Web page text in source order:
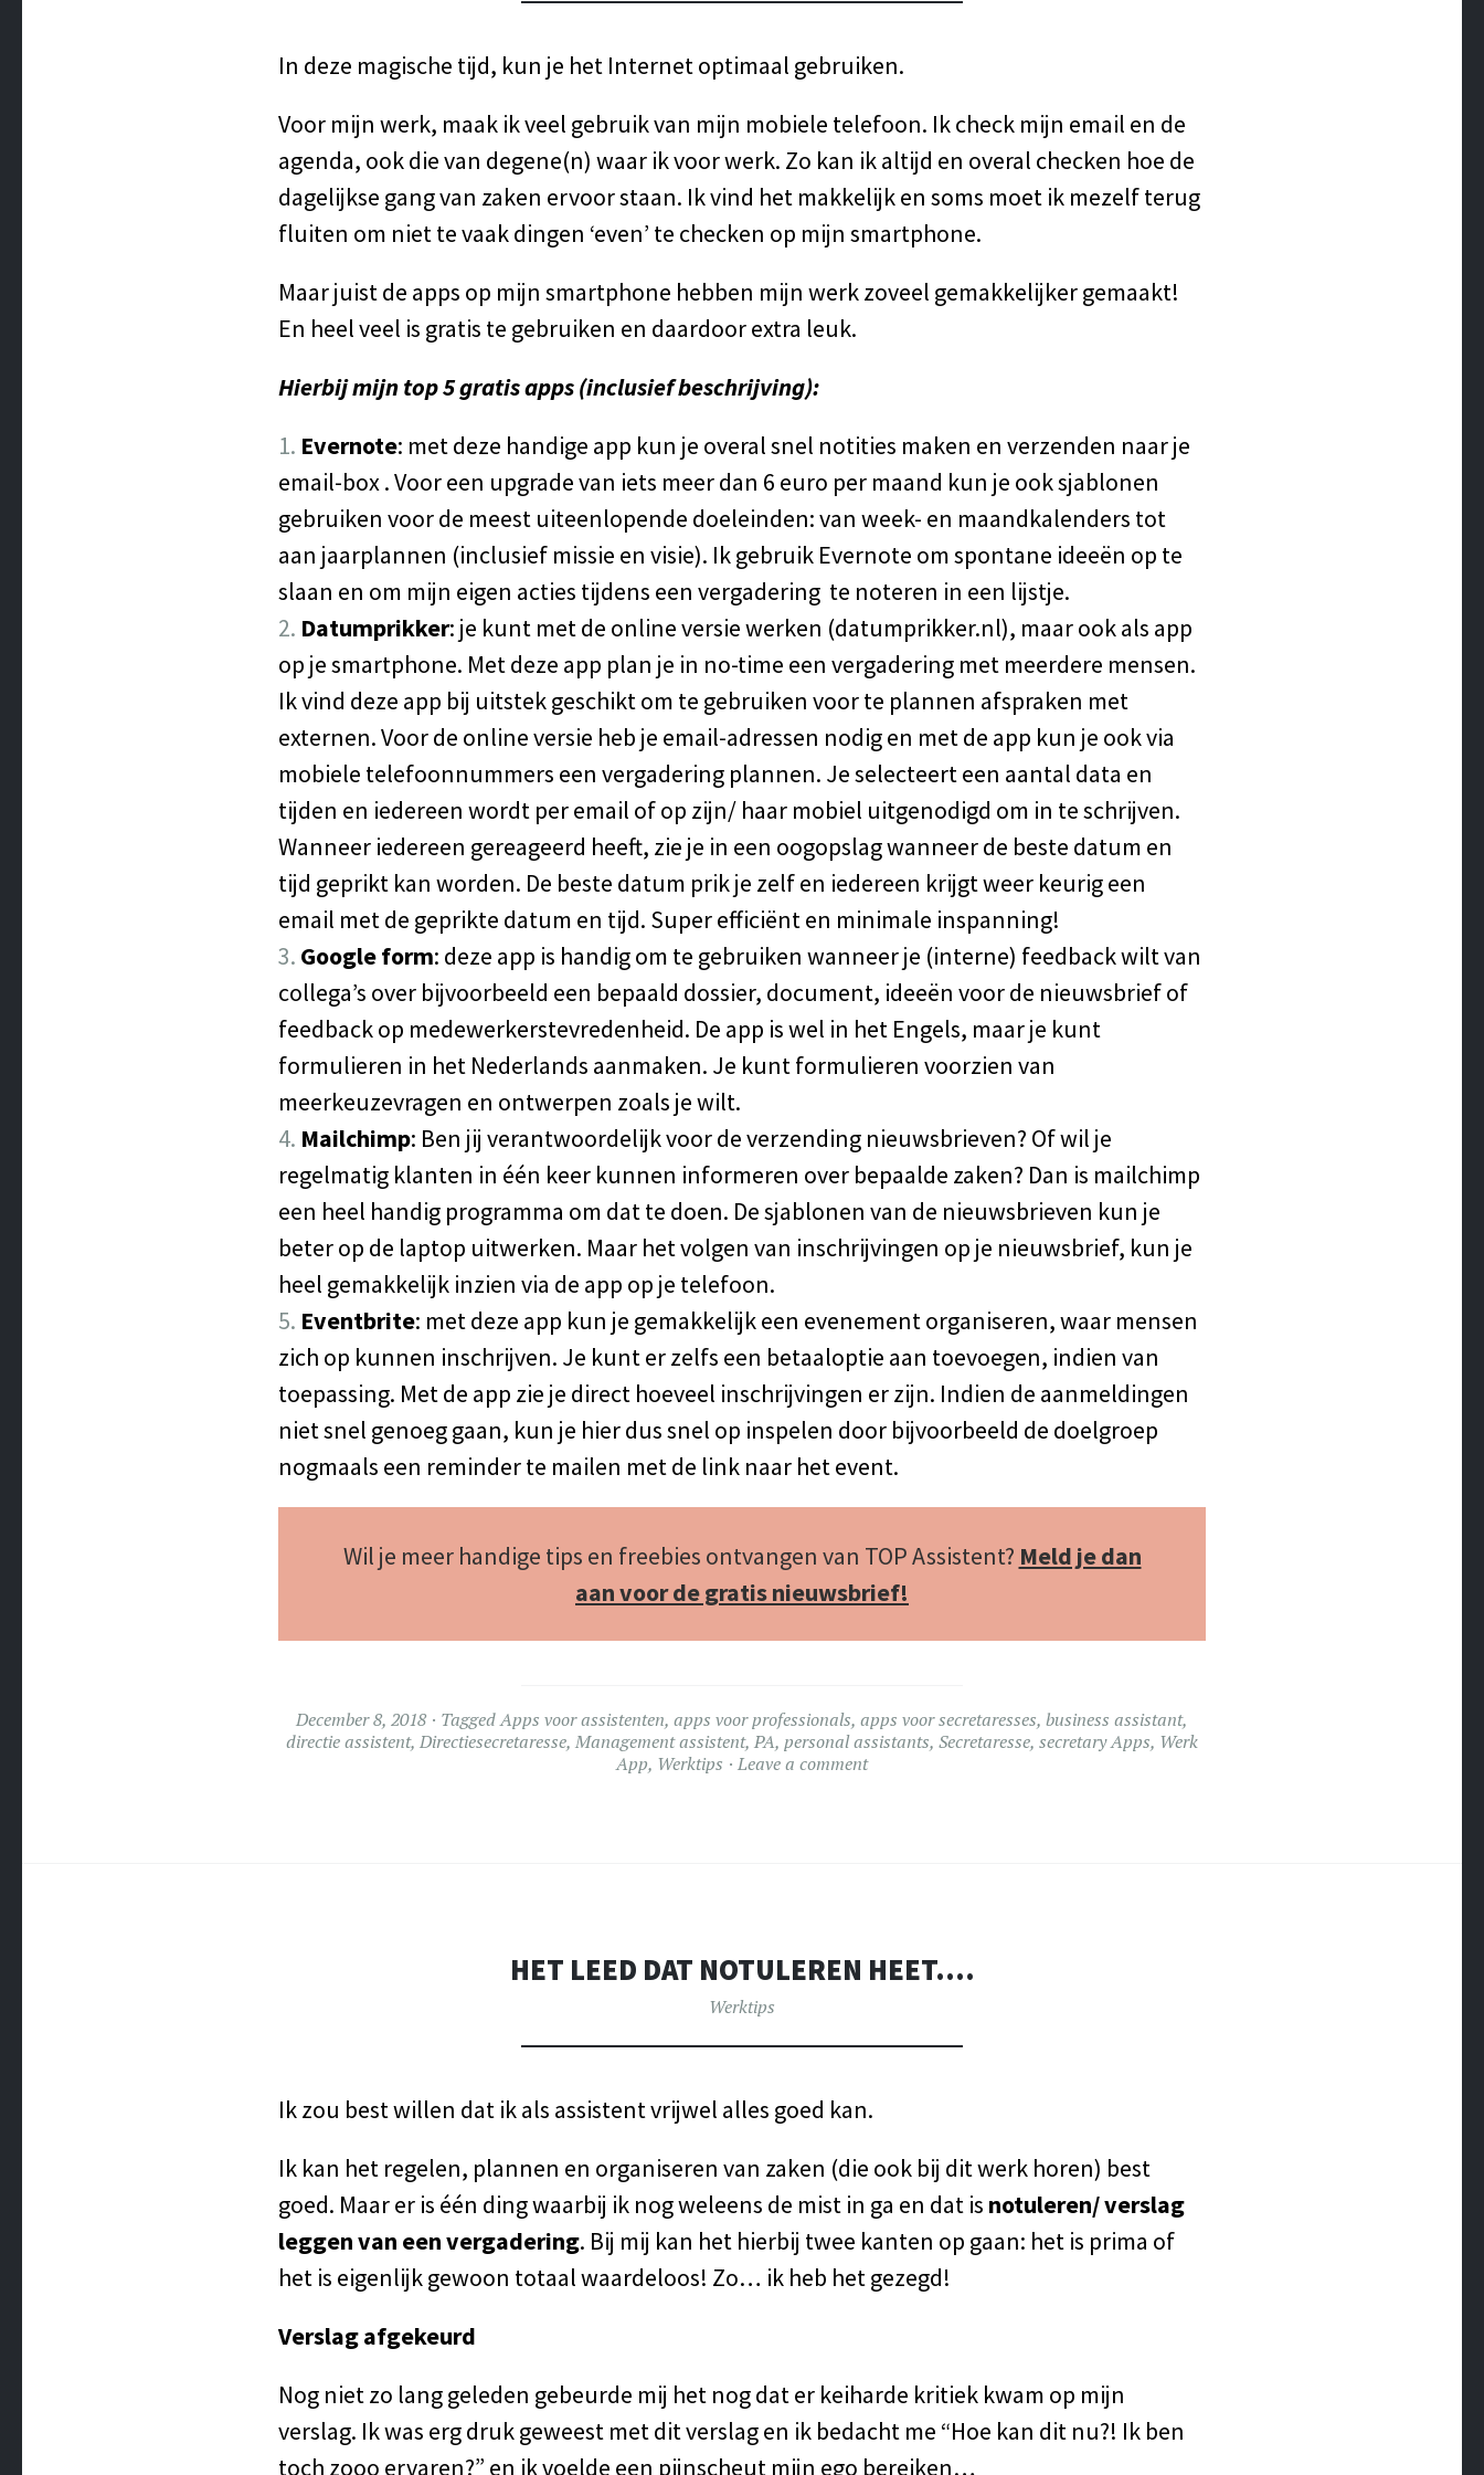
In deze magische tijd, kun je het Internet optimaal gebruiken.
Voor mijn werk, maak ik veel gebruik van mijn mobiele telefoon. Ik check mijn email en de
agenda, ook die van degene(n) waar ik voor werk. Zo kan ik altijd en overal checken hoe de
dagelijkse gang van zaken ervoor staan. Ik vind het makkelijk en soms moet ik mezelf terug
fluiten om niet te vaak dingen ‘even’ te checken op mijn smartphone.
Maar juist de apps op mijn smartphone hebben mijn werk zoveel gemakkelijker gemaakt!
En heel veel is gratis te gebruiken en daardoor extra leuk.
Hierbij mijn top 5 gratis apps (inclusief beschrijving):
Evernote: met deze handige app kun je overal snel notities maken en verzenden naar je
email-box . Voor een upgrade van iets meer dan 6 euro per maand kun je ook sjablonen
gebruiken voor de meest uiteenlopende doeleinden: van week- en maandkalenders tot
aan jaarplannen (inclusief missie en visie). Ik gebruik Evernote om spontane ideeën op te
slaan en om mijn eigen acties tijdens een vergadering te noteren in een lijstje.
Datumprikker: je kunt met de online versie werken (datumprikker.nl), maar ook als app
op je smartphone. Met deze app plan je in no-time een vergadering met meerdere mensen.
Ik vind deze app bij uitstek geschikt om te gebruiken voor te plannen afspraken met
externen. Voor de online versie heb je email-adressen nodig en met de app kun je ook via
mobiele telefoonnummers een vergadering plannen. Je selecteert een aantal data en
tijden en iedereen wordt per email of op zijn/ haar mobiel uitgenodigd om in te schrijven.
Wanneer iedereen gereageerd heeft, zie je in een oogopslag wanneer de beste datum en
tijd geprikt kan worden. De beste datum prik je zelf en iedereen krijgt weer keurig een
email met de geprikte datum en tijd. Super efficiënt en minimale inspanning!
Google form: deze app is handig om te gebruiken wanneer je (interne) feedback wilt van
collega’s over bijvoorbeeld een bepaald dossier, document, ideeën voor de nieuwsbrief of
feedback op medewerkerstevredenheid. De app is wel in het Engels, maar je kunt
formulieren in het Nederlands aanmaken. Je kunt formulieren voorzien van
meerkeuzevragen en ontwerpen zoals je wilt.
Mailchimp: Ben jij verantwoordelijk voor de verzending nieuwsbrieven? Of wil je
regelmatig klanten in één keer kunnen informeren over bepaalde zaken? Dan is mailchimp
een heel handig programma om dat te doen. De sjablonen van de nieuwsbrieven kun je
beter op de laptop uitwerken. Maar het volgen van inschrijvingen op je nieuwsbrief, kun je
heel gemakkelijk inzien via de app op je telefoon.
Eventbrite: met deze app kun je gemakkelijk een evenement organiseren, waar mensen
zich op kunnen inschrijven. Je kunt er zelfs een betaaloptie aan toevoegen, indien van
toepassing. Met de app zie je direct hoeveel inschrijvingen er zijn. Indien de aanmeldingen
niet snel genoeg gaan, kun je hier dus snel op inspelen door bijvoorbeeld de doelgroep
nogmaals een reminder te mailen met de link naar het event.
Wil je meer handige tips en freebies ontvangen van TOP Assistent? Meld je dan
aan voor de gratis nieuwsbrief!
December 8, 2018 TaggedApps voor assistenten, apps voor professionals, apps voor secretaresses, business assistant,
directie assistent, Directiesecretaresse, Management assistent, PA, personal assistants, Secretaresse, secretary Apps, Werk
App, Werktips Leave a comment
HET LEED DAT NOTULEREN HEET….
Werktips
Ik zou best willen dat ik als assistent vrijwel alles goed kan.
Ik kan het regelen, plannen en organiseren van zaken (die ook bij dit werk horen) best
goed. Maar er is één ding waarbij ik nog weleens de mist in ga en dat is notuleren/ verslag
leggenvan een vergadering. Bij mij kan het hierbij twee kanten op gaan: het is prima of
het is eigenlijk gewoon totaal waardeloos! Zo… ik heb het gezegd!
Verslag afgekeurd
Nog niet zo lang geleden gebeurde mij het nog dat er keiharde kritiek kwam op mijn
verslag. Ik was erg druk geweest met dit verslag en ik bedacht me “Hoe kan dit nu?! Ik ben
toch zooo ervaren?” en ik voelde een pijnscheut mijn ego bereiken…